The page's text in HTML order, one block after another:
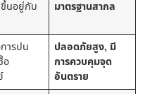
นอยู่กับ
มาตรฐานสากล
ารปน
อ
ปลอดภัยสูง, มี
การควบคุมจุด
อันตราย